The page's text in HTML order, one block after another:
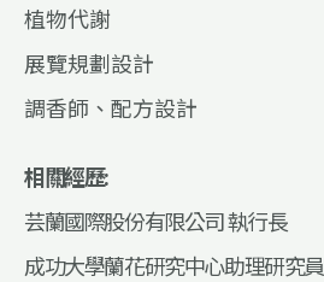
植物代謝
展覽規劃設計
調香師、配方設計
相關經歷:
芸蘭國際股份有限公司 執行長
成功大學蘭花研究中心助理研究員